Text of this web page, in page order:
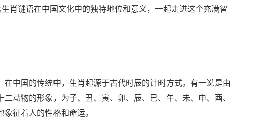
肖谜语在中国文化中的独特地位和意义，一起走进这个充满智
中国的传统中，生肖起源于古代时辰的计时方式。有一说是由
动物的形象，为子、丑、寅、卯、辰、巳、午、未、申、酉、
征着人的性格和命运。